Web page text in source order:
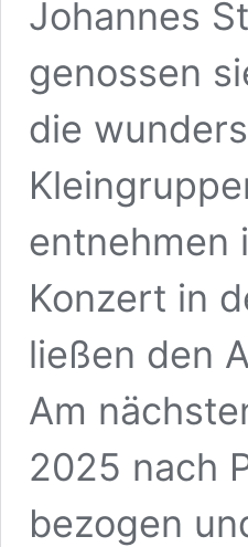
Johannes
genossen
die
entnehmen
Konzert in
ließen den
Am
2025 nach
bezogen